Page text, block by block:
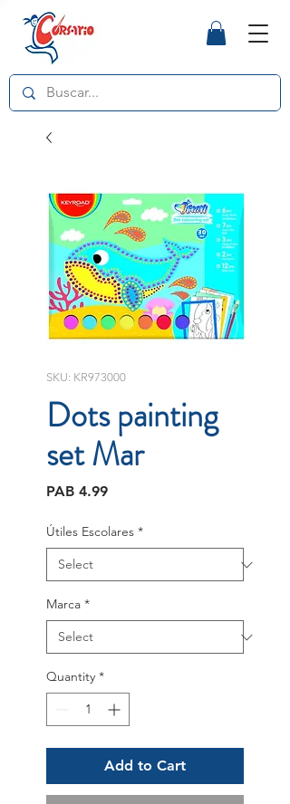
SKU: KR973000
Dots painting
set Mar
PAB 4.99Price
Útiles Escolares *
Marca *
Quantity *
Add to Cart